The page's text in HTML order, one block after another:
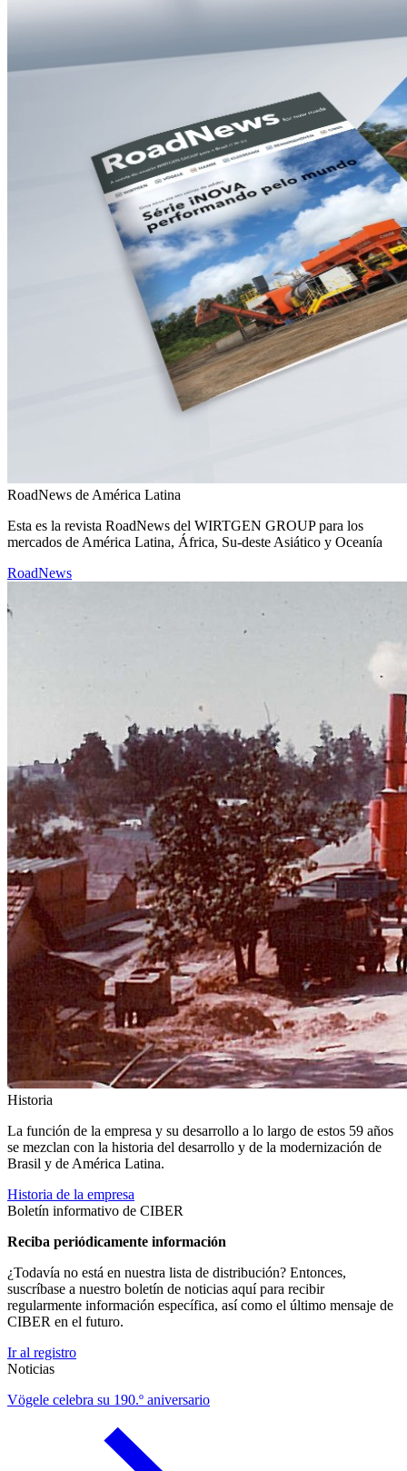
RoadNews de América Latina
Esta es la revista RoadNews del WIRTGEN GROUP para los
mercados de América Latina, África, Su-deste Asiático y Oceanía
RoadNews
Historia
La función de la empresa y su desarrollo a lo largo de estos 59 años
se mezclan con la historia del desarrollo y de la modernización de
Brasil y de América Latina.
Historia de la empresa
Boletín informativo de CIBER
Reciba periódicamente información
¿Todavía no está en nuestra lista de distribución? Entonces,
suscríbase a nuestro boletín de noticias aquí para recibir
regularmente información específica, así como el último mensaje de
CIBER en el futuro.
Ir al registro
Noticias
Vögele celebra su 190.º aniversario